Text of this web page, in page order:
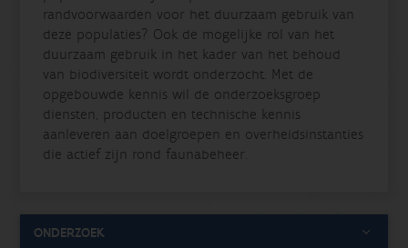
randvoorwaarden voor het duurzaam gebruik van
deze populaties? Ook de mogelijke rol van het
duurzaam gebruik in het kader van het behoud
van biodiversiteit wordt onderzocht. Met de
opgebouwde kennis wil de onderzoeksgroep
diensten, producten en technische kennis
aanleveren aan doelgroepen en overheidsinstanties
die actief zijn rond faunabeheer.
ONDERZOEK